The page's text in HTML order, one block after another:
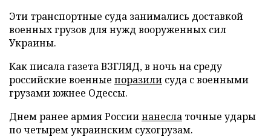
Эти транспортные суда занимались доставкой
военных грузов для нужд вооруженных сил
Украины.
Как писала газета ВЗГЛЯД, в ночь на среду
российские военные поразили суда с военными
грузами южнее Одессы.
Днем ранее армия Россиинанесла точные удары
по четырем украинским сухогрузам.